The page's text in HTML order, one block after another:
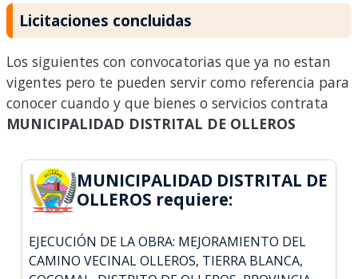
Licitaciones concluidas
Los siguientes con convocatorias que ya no estan
vigentes pero te pueden servir como referencia para
conocer cuando y que bienes o servicios contrata
MUNICIPALIDAD DISTRITAL DE OLLEROS
MUNICIPALIDAD DISTRITAL DE
OLLEROS requiere:
EJECUCIÓN DE LA OBRA: MEJORAMIENTO DEL
CAMINO VECINAL OLLEROS, TIERRA BLANCA,